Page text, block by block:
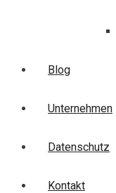
Blog
Unternehmen
Datenschutz
Kontakt